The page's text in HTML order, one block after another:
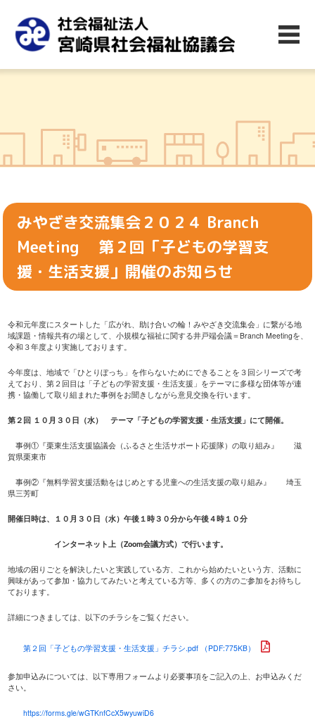
みやざき交流集会２０２４ Branch
Meeting 第２回「子どもの学習支
援・生活支援」開催のお知らせ
令和元年度にスタートした「広がれ、助け合いの輪！みやざき交流集会」に繋がる地
域課題・情報共有の場として、小規模な福祉に関する井戸端会議＝Branch Meetingを、
令和３年度より実施しております。
今年度は、地域で「ひとりぼっち」を作らないためにできることを３回シリーズで考
えており、第２回目は「子どもの学習支援・生活支援」をテーマに多様な団体等が連
携・協働して取り組まれた事例をお聞きしながら意見交換を行います。
第２回 １０月３０日（水） テーマ「子どもの学習支援・生活支援」にて開催。
事例①『栗東生活支援協議会（ふるさと生活サポート応援隊）の取り組み』 滋
賀県栗東市
事例②『無料学習支援活動をはじめとする児童への生活支援の取り組み』 埼玉
県三芳町
開催日時は、１０月３０日（水）午後１時３０分から午後４時１０分
インターネット上（Zoom会議方式）で行います。
地域の困りごとを解決したいと実践している方、これから始めたいという方、活動に
興味があって参加・協力してみたいと考えている方等、多くの方のご参加をお待ちし
ております。
詳細につきましては、以下のチラシをご覧ください。
第２回「子どもの学習支援・生活支援」チラシ.pdf （PDF:775KB）
参加申込みについては、以下専用フォームより必要事項をご記入の上、お申込みくだ
さい。
https://forms.gle/wGTKnfCcX5wyuwiD6